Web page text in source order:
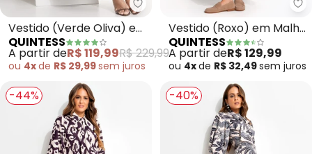
Quintess - Vestido (Verde
Vestido (Verde Oliva) em
Tecido de Liocel
QUINTESS
A partir deR$ 119,99R$ 229,99
ou 4xde R$ 29,99sem juros
Vestido (Roxo) em Malha
de Viscose
QUINTESS
A partir deR$ 129,99
ou 4xde R$ 32,49sem juros
-44% -40%